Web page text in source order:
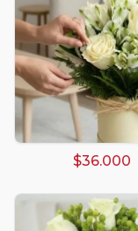
$36.000